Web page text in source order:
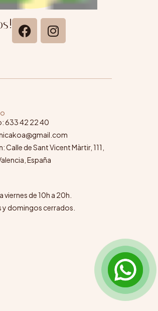
633 42 22 40
Calle de Sant Vicent Màrtir, 111,
España
viernes de 10h a 20h.
y domingos cerrados.